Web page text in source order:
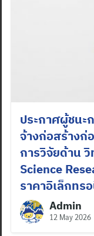
ประกาศผู้ชนะ
จ้างก่อสร้างก่
การวิจัยด้าน
Science
ราคาอิเล็กทร
Admin
12 May 2026